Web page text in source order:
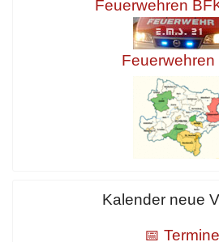
Feuerwehren
Feuerwehren
Kalender neue
📅 Termine